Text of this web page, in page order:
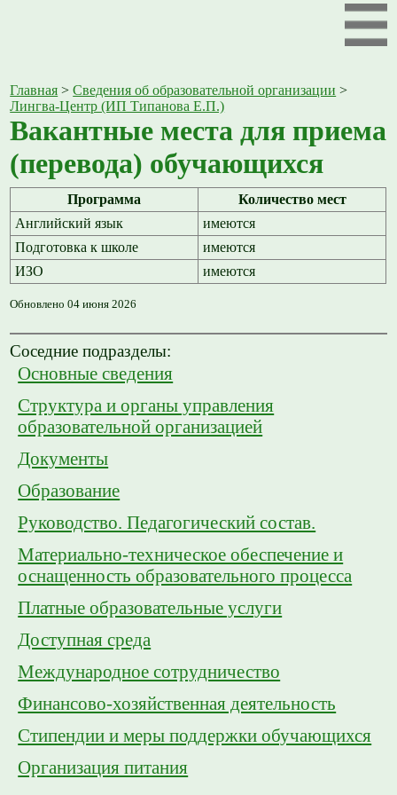
Главная >Сведения об образовательной организации >
Лингва-Центр (ИП Типанова Е.П.)
Вакантные места для приема
(перевода) обучающихся
Программа
Количество мест
Английский язык
имеются
Подготовка к школе
имеются
ИЗО
имеются
Обновлено 04 июня 2026
Соседние подразделы:
Основные сведения
Структура и органы управления
образовательной организацией
Документы
Образование
Руководство. Педагогический состав.
Материально-техническое обеспечение и
оснащенность образовательного процесса
Платные образовательные услуги
Доступная среда
Международное сотрудничество
Финансово-хозяйственная деятельность
Стипендии и меры поддержки обучающихся
Организация питания